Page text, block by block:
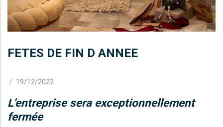
FETES DE FIN D ANNEE
/ 19/12/2022
L'entreprise sera exceptionnellement
fermée